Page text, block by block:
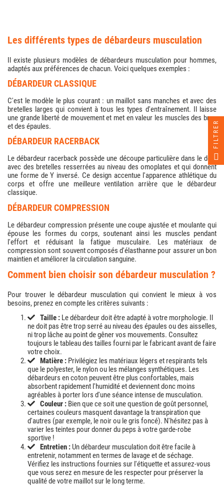
les différents types de débardeurs musculation
Il existe plusieurs modèles de débardeurs musculation pour hommes,
adaptés aux préférences de chacun. Voici quelques exemples :
DÉBARDEUR CLASSIQUE
C'est le modèle le plus courant : un maillot sans manches et avec des
bretelles larges qui convient à tous les types d'entraînement. Il laisse
une grande liberté de mouvement et met en valeur les muscles des bras
et des épaules.
DÉBARDEUR RACERBACK
Le débardeur racerback possède une découpe particulière dans le dos,
avec des bretelles resserrées au niveau des omoplates et qui donnent
une forme de Y inversé. Ce design accentue l'apparence athlétique du
corps et offre une meilleure ventilation arrière que le débardeur
classique.
DÉBARDEUR COMPRESSION
Le débardeur compression présente une coupe ajustée et moulante qui
épouse les formes du corps, soutenant ainsi les muscles pendant
l'effort et réduisant la fatigue musculaire. Les matériaux de
compression sont souvent composés d'élasthanne pour assurer un bon
maintien et améliorer la circulation sanguine.
comment bien choisir son débardeur musculation ?
Pour trouver le débardeur musculation qui convient le mieux à vos
besoins, prenez en compte les critères suivants :
Taille : Le débardeur doit être adapté à votre morphologie. Il
ne doit pas être trop serré au niveau des épaules ou des aisselles,
ni trop lâche au point de gêner vos mouvements. Consultez
toujours le tableau des tailles fourni par le fabricant avant de faire
votre choix.
Matière : Privilégiez les matériaux légers et respirants tels
que le polyester, le nylon ou les mélanges synthétiques. Les
débardeurs en coton peuvent être plus confortables, mais
absorbent rapidement l'humidité et deviennent donc moins
agréables à porter lors d'une séance intense de musculation.
Couleur : Bien que ce soit une question de goût personnel,
certaines couleurs masquent davantage la transpiration que
d'autres (par exemple, le noir ou le gris foncé). N'hésitez pas à
varier les teintes pour donner du peps à votre garde-robe
sportive !
Entretien : Un débardeur musculation doit être facile à
entretenir, notamment en termes de lavage et de séchage.
Vérifiez les instructions fournies sur l'étiquette et assurez-vous
que vous serez en mesure de les respecter pour préserver la
qualité de votre maillot sur le long terme.
FILTRER